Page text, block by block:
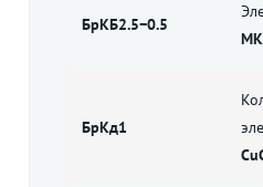
БрКБ2.5−0.5
БрКд1